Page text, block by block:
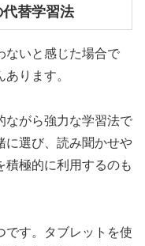
替学習法
ないと感じた場合で
ります。
ながら強力な学習法で
に選び、読み聞かせや
積極的に利用するのも
です。タブレットを使